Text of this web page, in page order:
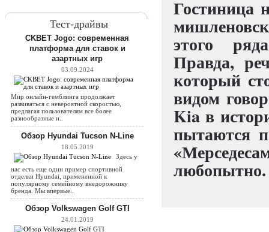
Тест-драйвы
CKBET Jogo: современная
платформа для ставок и
азартных игр
03.09.2024
Мир онлайн-гемблинга продолжает
развиваться с невероятной скоростью,
предлагая пользователям все более
разнообразные и..
Обзор Hyundai Tucson N-Line
18.05.2019
Здесь у
нас есть еще один пример спортивной
отделки Hyundai, примененной к
популярному семейному внедорожнику
бренда. Мы впервые..
Обзор Volkswagen Golf GTI
24.01.2019
Гостиница
этого
Правда,
который
видом
Kia в
пытаются
любопытно.